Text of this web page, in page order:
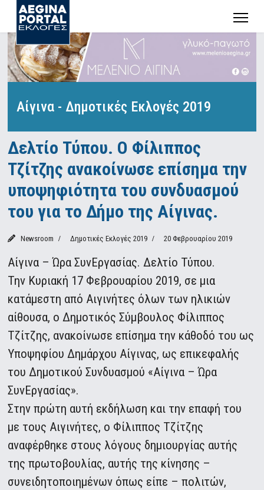
Αίγινα - Δημοτικές Εκλογές 2019
Δελτίο Τύπου. Ο Φίλιππος
Τζίτζης ανακοίνωσε επίσημα την
υποψηφιότητα του συνδυασμού
του για το Δήμο της Αίγινας.
Newsroom Δημοτικές Εκλογές 2019 20 Φεβρουαρίου 2019
Αίγινα – Ώρα ΣυνΕργασίας. Δελτίο Τύπου.
Την Κυριακή 17 Φεβρουαρίου 2019, σε μια
κατάμεστη από Αιγινήτες όλων των ηλικιών
αίθουσα, ο Δημοτικός Σύμβουλος Φίλιππος
Τζίτζης, ανακοίνωσε επίσημα την κάθοδό του ως
Υποψηφίου Δημάρχου Αίγινας, ως επικεφαλής
του Δημοτικού Συνδυασμού «Αίγινα – Ώρα
ΣυνΕργασίας».
Στην πρώτη αυτή εκδήλωση και την επαφή του
με τους Αιγινήτες, ο Φίλιππος Τζίτζης
αναφέρθηκε στους λόγους δημιουργίας αυτής
της πρωτοβουλίας, αυτής της κίνησης –
συνειδητοποιημένων όπως είπε – πολιτών,